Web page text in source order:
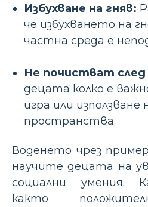
Избухване на гняв:
че избухването на
частна среда е
Не почистват след
децата колко е
игра или използване
пространства.
Воденето чрез
научите децата на
социални умения.
както